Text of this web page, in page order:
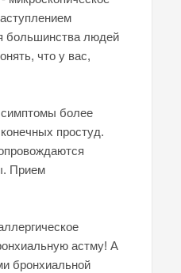
большинства людей
что у вас,
более
простуд.
Прием
астму! А
бронхиальной